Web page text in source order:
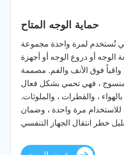
حماية الوجه المتاح
تُستخدم لمرة واحدة مجموعة
الوجه أو دروع الوجه أو أجهزة
واقياً فوق الأنف والفم. مصممة
، فهي تحمي بشكل فعال
، والقطرات ، والملوثات.
مرة واحدة ، وضمان